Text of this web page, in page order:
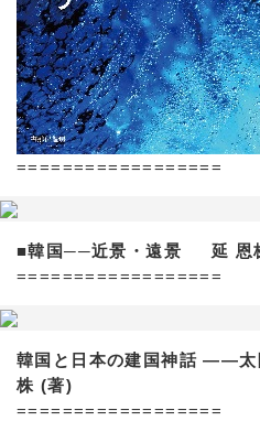
==================
■韓国──近景・遠景 延 恩
==================
韓国と日本の建国神話 ——
株 (著)
==================